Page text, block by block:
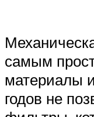
самым
материалы
годов не